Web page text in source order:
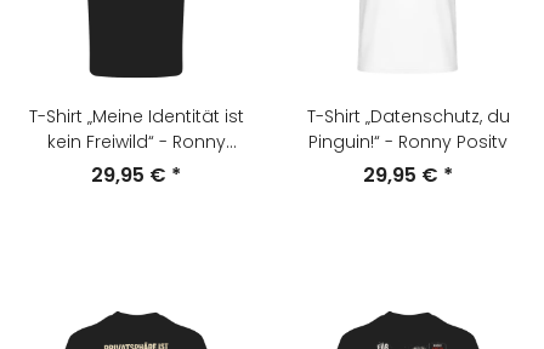
T-Shirt „Meine Identität ist
kein Freiwild“ - Ronny
Positiv
29,95 € *
T-Shirt „Datenschutz, du
Pinguin!“ - Ronny Positv
29,95 € *